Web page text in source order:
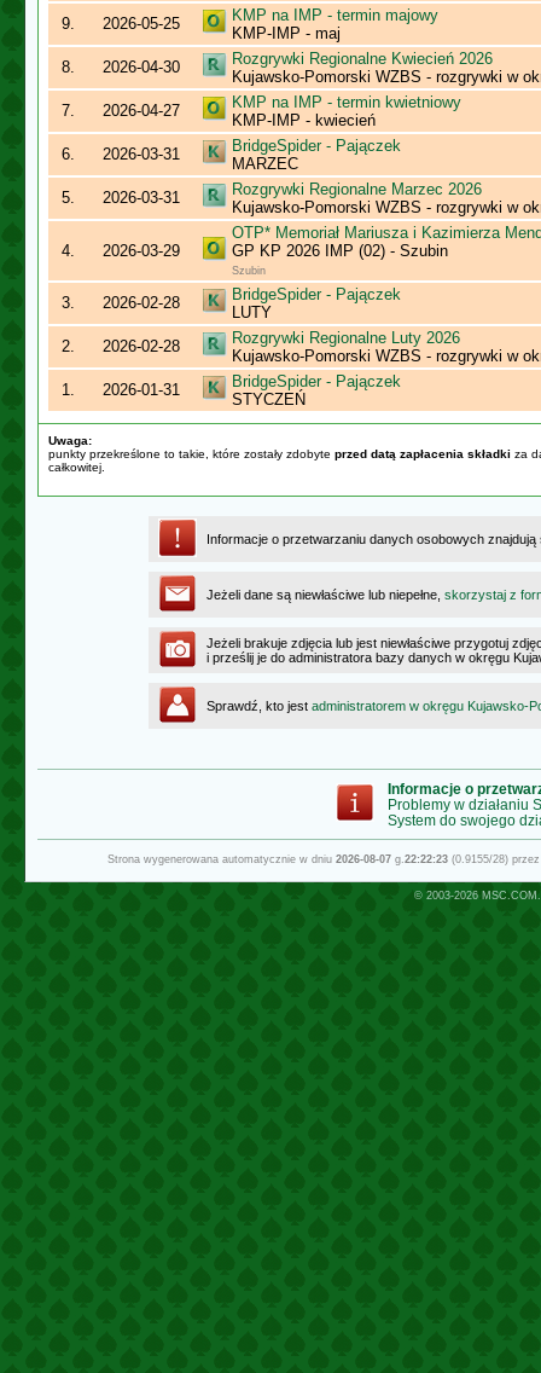
9.
2026-05-25
KMP na IMP - termin majowy
KMP-IMP - maj
8.
2026-04-30
Rozgrywki Regionalne Kwiecień 2026
Kujawsko-Pomorski WZBS - rozgrywki w
7.
2026-04-27
KMP na IMP - termin kwietniowy
KMP-IMP - kwiecień
6.
2026-03-31
BridgeSpider - Pajączek
MARZEC
5.
2026-03-31
Rozgrywki Regionalne Marzec 2026
Kujawsko-Pomorski WZBS - rozgrywki w
4. 2026-03-29
OTP* Memoriał Mariusza i Kazimierza
GP KP 2026 IMP (02) - Szubin
Szubin
3. 2026-02-28
BridgeSpider - Pajączek
LUTY
2.
2026-02-28
Rozgrywki Regionalne Luty 2026
Kujawsko-Pomorski WZBS - rozgrywki w
1.
2026-01-31
BridgeSpider - Pajączek
STYCZEŃ
Uwaga:
punkty przekreślone to takie, które zostały zdobyte przed datą zapłacenia składki za
całkowitej.
Informacje o przetwarzaniu danych osobowych
Jeżeli dane są niewłaściwe lub niepełne, skorzystaj z
Jeżeli brakuje zdjęcia lub jest niewłaściwe przygotuj
i prześlij je do administratora bazy danych w okręgu
Sprawdź, kto jest administratorem w okręgu Kujawsko-
Informacje o
Problemy w działaniu
System do swojego
Strona wygenerowana automatycznie w dniu 2026-08-07g.22:22:23(0.9155/28)
© 2003-2026